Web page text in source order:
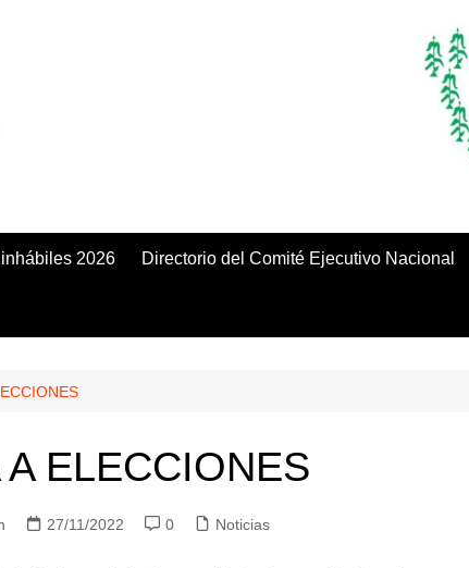
2026 Directorio del Comité Ejecutivo Nacional
ELECCIONES
27/11/2022 0 Noticias